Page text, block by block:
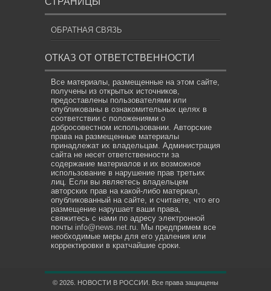
ОБРАТНАЯ СВЯЗЬ
ОТКАЗ ОТ ОТВЕТСТВЕННОСТИ
Все материалы, размещенные на этом сайте,
получены из открытых источников,
предоставлены пользователями или
опубликованы в ознакомительных целях в
соответствии с положениями о
добросовестном использовании. Авторские
права на размещенные материалы
принадлежат их владельцам. Администрация
сайта не несет ответственности за
содержание материалов и их возможное
использование в нарушение прав третьих
лиц. Если вы являетесь владельцем
авторских прав на какой-либо материал,
опубликованный на сайте, и считаете, что его
размещение нарушает ваши права,
свяжитесь с нами по адресу электронной
почты info@news.net.ru . Мы предпримем все
необходимые меры для его удаления или
корректировки в кратчайшие сроки.
© 2026. НОВОСТИ В РОССИИ. Все права защищены